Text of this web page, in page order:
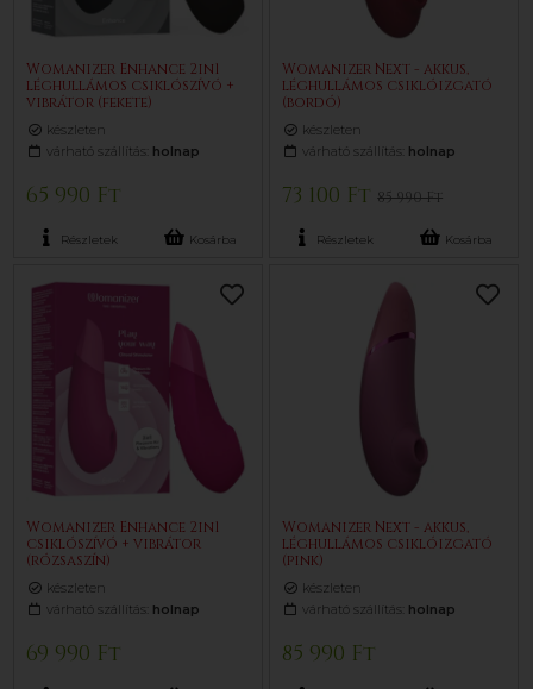
Womanizer Enhance 2in1
léghullámos csiklószívó +
vibrátor (fekete)
készleten
várható szállítás: holnap
65 990 Ft
Részletek Kosárba
Womanizer Next - akkus,
léghullámos csiklóizgató
(bordó)
készleten
várható szállítás: holnap
73 100 Ft85 990 Ft
Részletek Kosárba
Womanizer Enhance 2in1
csiklószívó + vibrátor
(rózsaszín)
készleten
várható szállítás: holnap
69 990 Ft
Womanizer Next - akkus,
léghullámos csiklóizgató
(pink)
készleten
várható szállítás: holnap
85 990 Ft